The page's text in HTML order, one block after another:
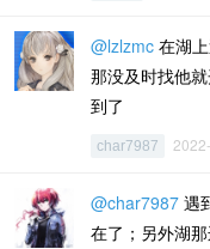
@lzlzmc 在湖
那没及时找他
到了
char7987
@char7987 遇
在了；另外湖